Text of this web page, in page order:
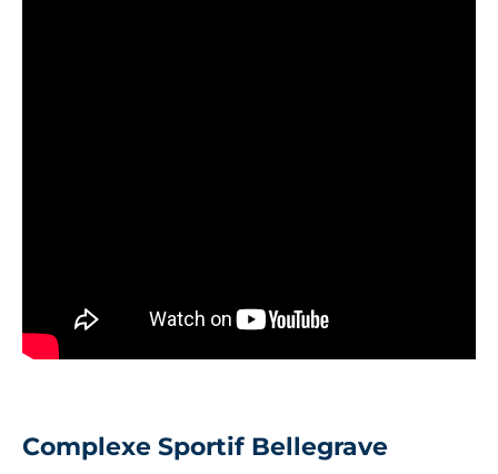
Complexe Sportif Bellegrave